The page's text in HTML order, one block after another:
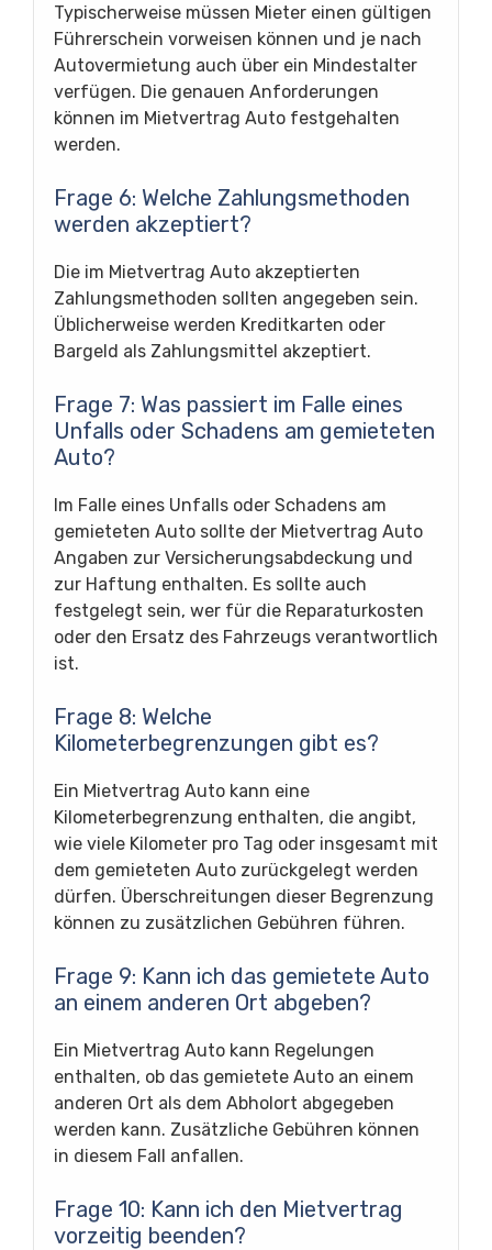
Typischerweise müssen Mieter einen gültigen
Führerschein vorweisen können und je nach
Autovermietung auch über ein Mindestalter
verfügen. Die genauen Anforderungen
können im Mietvertrag Auto festgehalten
werden.
Frage 6: Welche Zahlungsmethoden
werden akzeptiert?
Die im Mietvertrag Auto akzeptierten
Zahlungsmethoden sollten angegeben sein.
Üblicherweise werden Kreditkarten oder
Bargeld als Zahlungsmittel akzeptiert.
Frage 7: Was passiert im Falle eines
Unfalls oder Schadens am gemieteten
Auto?
Im Falle eines Unfalls oder Schadens am
gemieteten Auto sollte der Mietvertrag Auto
Angaben zur Versicherungsabdeckung und
zur Haftung enthalten. Es sollte auch
festgelegt sein, wer für die Reparaturkosten
oder den Ersatz des Fahrzeugs verantwortlich
ist.
Frage 8: Welche
Kilometerbegrenzungen gibt es?
Ein Mietvertrag Auto kann eine
Kilometerbegrenzung enthalten, die angibt,
wie viele Kilometer pro Tag oder insgesamt mit
dem gemieteten Auto zurückgelegt werden
dürfen. Überschreitungen dieser Begrenzung
können zu zusätzlichen Gebühren führen.
Frage 9: Kann ich das gemietete Auto
an einem anderen Ort abgeben?
Ein Mietvertrag Auto kann Regelungen
enthalten, ob das gemietete Auto an einem
anderen Ort als dem Abholort abgegeben
werden kann. Zusätzliche Gebühren können
in diesem Fall anfallen.
Frage 10: Kann ich den Mietvertrag
vorzeitig beenden?